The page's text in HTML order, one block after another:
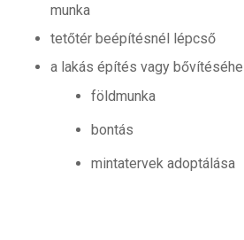
munka
tetőtér beépítésnél lépcső
a lakás építés vagy
földmunka
bontás
mintatervek adoptálása